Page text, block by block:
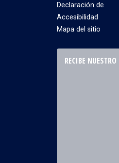
Declaración de
Accesibilidad
Mapa del sitio
RECIBE